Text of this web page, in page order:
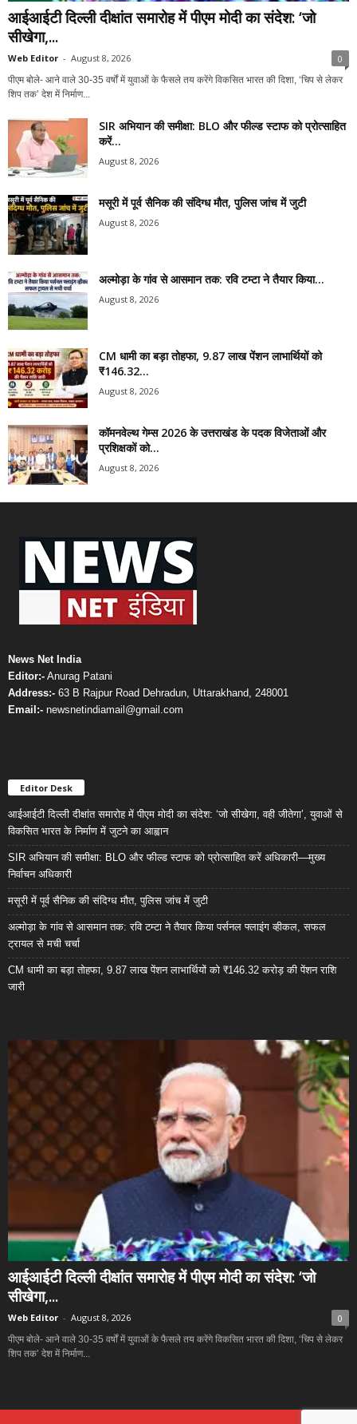
आईआईटी दिल्ली दीक्षांत समारोह में पीएम मोदी का संदेश: ‘जो
सीखेगा,...
Web Editor - August 8, 2026 0
पीएम बोले- आने वाले 30-35 वर्षों में युवाओं के फैसले तय करेंगे विकसित भारत की दिशा, ‘चिप से लेकर
शिप तक’ देश में निर्माण...
SIR अभियान की समीक्षा: BLO और फील्ड स्टाफ को प्रोत्साहित
करें...
August 8, 2026
मसूरी में पूर्व सैनिक की संदिग्ध मौत, पुलिस जांच में जुटी
August 8, 2026
अल्मोड़ा के गांव से आसमान तक: रवि टम्टा ने तैयार किया...
August 8, 2026
CM धामी का बड़ा तोहफा, 9.87 लाख पेंशन लाभार्थियों को
₹146.32...
August 8, 2026
कॉमनवेल्थ गेम्स 2026 के उत्तराखंड के पदक विजेताओं और
प्रशिक्षकों को...
August 8, 2026
News Net India
Editor:- Anurag Patani
Address:- 63 B Rajpur Road Dehradun, Uttarakhand, 248001
Email:- newsnetindiamail@gmail.com
Editor Desk
आईआईटी दिल्ली दीक्षांत समारोह में पीएम मोदी का संदेश: ‘जो सीखेगा, वही जीतेगा’, युवाओं से
विकसित भारत के निर्माण में जुटने का आह्वान
SIR अभियान की समीक्षा: BLO और फील्ड स्टाफ को प्रोत्साहित करें अधिकारी—मुख्य
निर्वाचन अधिकारी
मसूरी में पूर्व सैनिक की संदिग्ध मौत, पुलिस जांच में जुटी
अल्मोड़ा के गांव से आसमान तक: रवि टम्टा ने तैयार किया पर्सनल फ्लाइंग व्हीकल, सफल
ट्रायल से मची चर्चा
CM धामी का बड़ा तोहफा, 9.87 लाख पेंशन लाभार्थियों को ₹146.32 करोड़ की पेंशन राशि
जारी
आईआईटी दिल्ली दीक्षांत समारोह में पीएम मोदी का संदेश: ‘जो
सीखेगा,...
Web Editor - August 8, 2026 0
पीएम बोले- आने वाले 30-35 वर्षों में युवाओं के फैसले तय करेंगे विकसित भारत की दिशा, ‘चिप से लेकर
शिप तक’ देश में निर्माण...